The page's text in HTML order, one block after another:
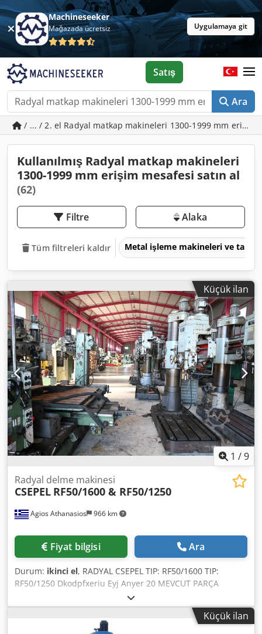
Machineseeker
Mağazada ücretsiz Uygulamaya git
Ara
Satış
/ ... / 2. el Radyal matkap makineleri 1300-1999 mm erişim
Kullanılmış Radyal matkap makineleri
1300-1999 mm erişim mesafesi satın al
(62)
Filtre Alaka
Tüm filtreleri kaldır Metal işleme makineleri ve
Küçük ilan
1 /9
Agios Athanasios 966 km
Radyal delme makinesi
CSEPEL RF50/1600 & RF50/1250
Fiyat bilgisi Ara
Durum: ikinci el, RADYAL CSEPEL TIP: RF50/1600 TIP:
RF50/1250 Dkodpfxeriu Eyj Anyer 20 MEVCUT PARÇA
Küçük ilan